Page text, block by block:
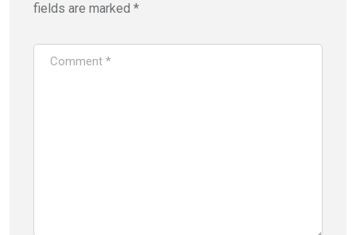
fields are marked *